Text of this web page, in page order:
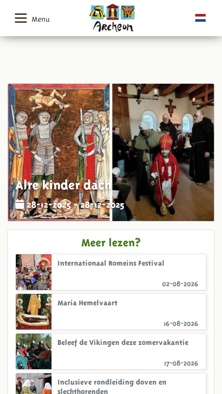
Menu
Alre kinder dach
28-12-2025 - 28-12-2025
Meer lezen?
02-08-2026
Internationaal Romeins Festival
16-08-2026
Maria Hemelvaart
17-08-2026
Beleef de Vikingen deze zomervakantie
Inclusieve rondleiding doven en
slechthorenden